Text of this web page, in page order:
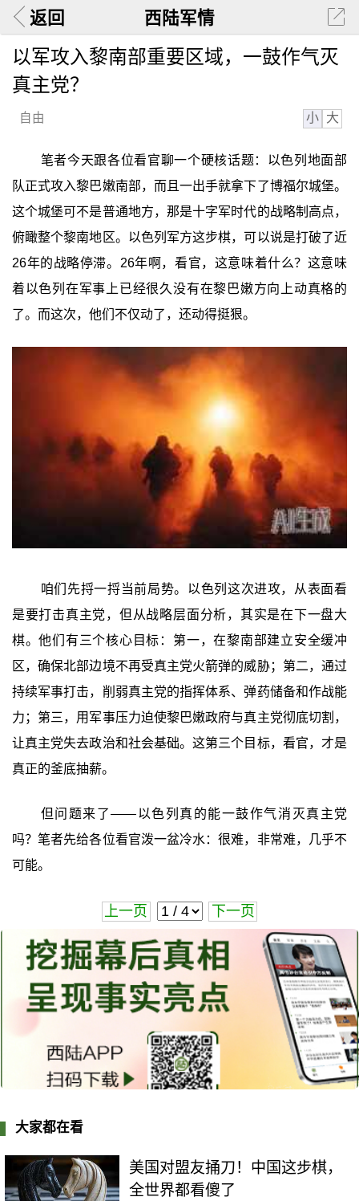
返回 西陆军情
以军攻入黎南部重要区域，一鼓作气灭
真主党？
自由 小 大
笔者今天跟各位看官聊一个硬核话题：以色列地面部
队正式攻入黎巴嫩南部，而且一出手就拿下了博福尔城堡。
这个城堡可不是普通地方，那是十字军时代的战略制高点，
俯瞰整个黎南地区。以色列军方这步棋，可以说是打破了近
26年的战略停滞。26年啊，看官，这意味着什么？这意味
着以色列在军事上已经很久没有在黎巴嫩方向上动真格的
了。而这次，他们不仅动了，还动得挺狠。
咱们先捋一捋当前局势。以色列这次进攻，从表面看
是要打击真主党，但从战略层面分析，其实是在下一盘大
棋。他们有三个核心目标：第一，在黎南部建立安全缓冲
区，确保北部边境不再受真主党火箭弹的威胁；第二，通过
持续军事打击，削弱真主党的指挥体系、弹药储备和作战能
力；第三，用军事压力迫使黎巴嫩政府与真主党彻底切割，
让真主党失去政治和社会基础。这第三个目标，看官，才是
真正的釜底抽薪。
但问题来了——以色列真的能一鼓作气消灭真主党
吗？笔者先给各位看官泼一盆冷水：很难，非常难，几乎不
可能。
上一页 下一页
大家都在看
美国对盟友捅刀！中国这步棋，
全世界都看傻了